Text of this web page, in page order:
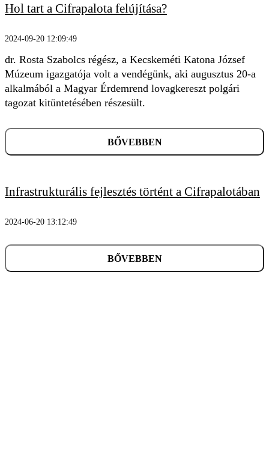
Hol tart a Cifrapalota felújítása?
2024-09-20 12:09:49
dr. Rosta Szabolcs régész, a Kecskeméti Katona József
Múzeum igazgatója volt a vendégünk, aki augusztus 20-a
alkalmából a Magyar Érdemrend lovagkereszt polgári
tagozat kitüntetésében részesült.
BŐVEBBEN
Infrastrukturális fejlesztés történt a Cifrapalotában
2024-06-20 13:12:49
BŐVEBBEN